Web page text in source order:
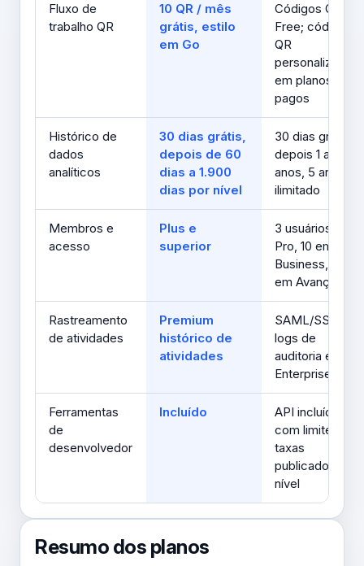
Fluxo de
trabalho QR
10 QR / mês
grátis, estilo
em Go
Códigos QR no
Free; códigos
QR
personalizados
em planos
pagos
Histórico de
dados
analíticos
30 dias grátis,
depois de 60
dias a 1.900
dias por nível
30 dias grátis,
depois 1 ano, 3
anos, 5 anos ou
ilimitado
Membros e
acesso
Plus e
superior
3 usuários em
Pro, 10 em
Business, 20
em Avançado
Rastreamento
de atividades
Premium
histórico de
atividades
SAML/SSO e
logs de
auditoria em
Enterprise
Ferramentas
de
desenvolvedor
Incluído
API incluído,
com limites de
taxas
publicados por
nível
Resumo dos planos